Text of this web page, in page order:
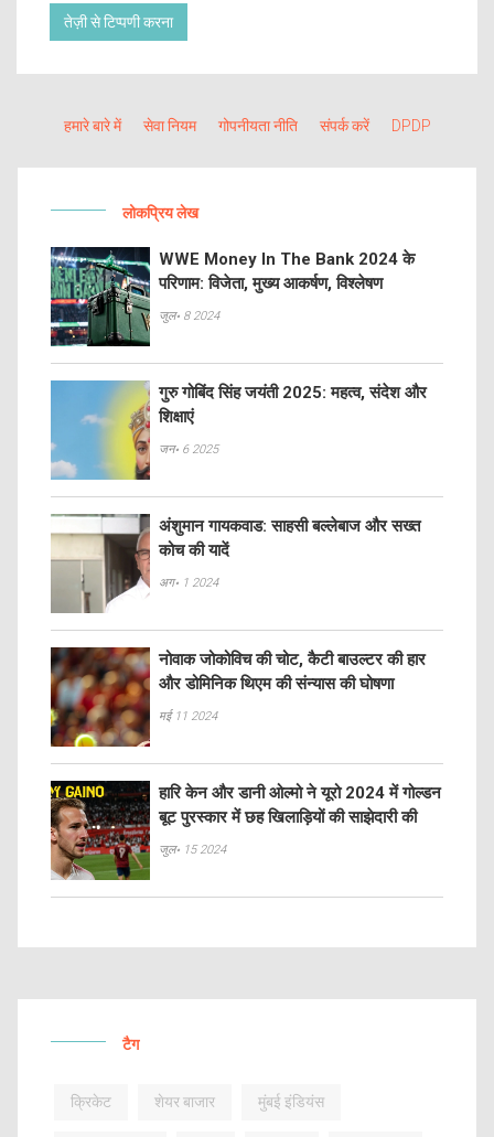
तेज़ी से टिप्पणी करना
हमारे बारे में सेवा नियम गोपनीयता नीति संपर्क करें DPDP
लोकप्रिय लेख
WWE Money In The Bank 2024 के
परिणाम: विजेता, मुख्य आकर्षण, विश्लेषण
जुल॰ 8 2024
गुरु गोबिंद सिंह जयंती 2025: महत्व, संदेश और
शिक्षाएं
जन॰ 6 2025
अंशुमान गायकवाड: साहसी बल्लेबाज और सख्त
कोच की यादें
अग॰ 1 2024
नोवाक जोकोविच की चोट, कैटी बाउल्टर की हार
और डोमिनिक थिएम की संन्यास की घोषणा
मई 11 2024
हारि केन और डानी ओल्मो ने यूरो 2024 में गोल्डन
बूट पुरस्कार में छह खिलाड़ियों की साझेदारी की
जुल॰ 15 2024
टैग
क्रिकेट शेयर बाजार मुंबई इंडियंस